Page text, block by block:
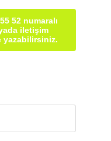
52 numaralı
iletişim
yazabilirsiniz.